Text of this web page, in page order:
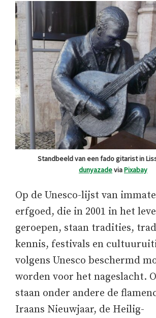
Standbeeld van een fado gitarist in
dunyazadeviaPixabay
Op de Unesco-lijst van
erfgoed, die in 2001 in het
geroepen, staan tradities,
kennis, festivals en
volgens Unesco beschermd
worden voor het nageslacht.
staan onder andere de
Iraans Nieuwjaar, de Heilig-